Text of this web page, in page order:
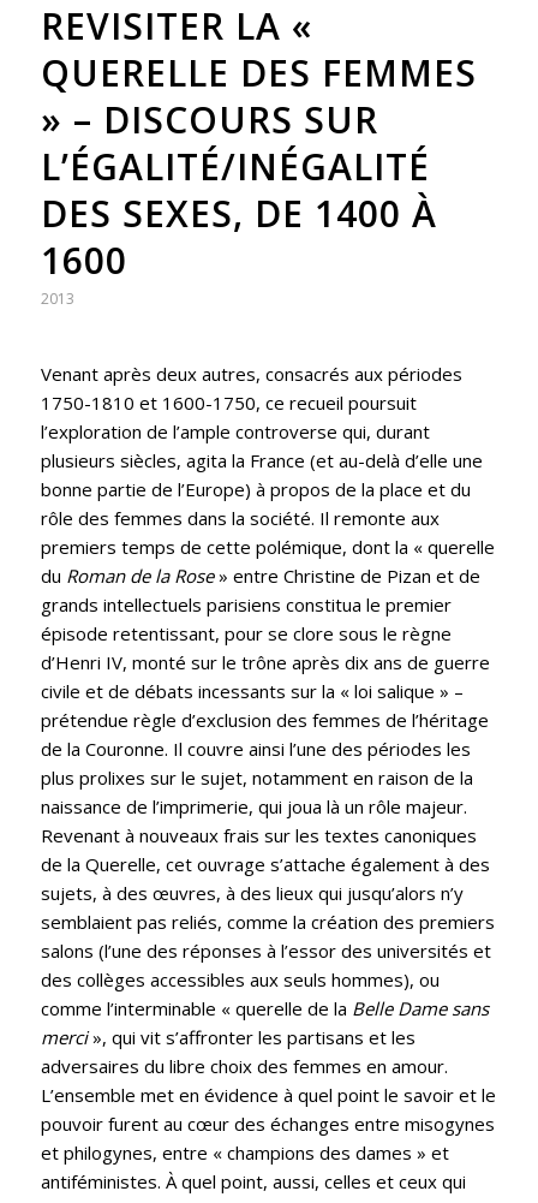
REVISITER LA «
QUERELLE DES FEMMES
» – DISCOURS SUR
L’ÉGALITÉ/INÉGALITÉ
DES SEXES, DE 1400 À
1600
2013
Venant après deux autres, consacrés aux périodes
1750-1810 et 1600-1750, ce recueil poursuit
l’exploration de l’ample controverse qui, durant
plusieurs siècles, agita la France (et au-delà d’elle une
bonne partie de l’Europe) à propos de la place et du
rôle des femmes dans la société. Il remonte aux
premiers temps de cette polémique, dont la « querelle
du Roman de la Rose» entre Christine de Pizan et de
grands intellectuels parisiens constitua le premier
épisode retentissant, pour se clore sous le règne
d’Henri IV, monté sur le trône après dix ans de guerre
civile et de débats incessants sur la « loi salique » –
prétendue règle d’exclusion des femmes de l’héritage
de la Couronne. Il couvre ainsi l’une des périodes les
plus prolixes sur le sujet, notamment en raison de la
naissance de l’imprimerie, qui joua là un rôle majeur.
Revenant à nouveaux frais sur les textes canoniques
de la Querelle, cet ouvrage s’attache également à des
sujets, à des œuvres, à des lieux qui jusqu’alors n’y
semblaient pas reliés, comme la création des premiers
salons (l’une des réponses à l’essor des universités et
des collèges accessibles aux seuls hommes), ou
comme l’interminable « querelle de la Belle Dame sans
merci», qui vit s’affronter les partisans et les
adversaires du libre choix des femmes en amour.
L’ensemble met en évidence à quel point le savoir et le
pouvoir furent au cœur des échanges entre misogynes
et philogynes, entre « champions des dames » et
antiféministes. À quel point, aussi, celles et ceux qui